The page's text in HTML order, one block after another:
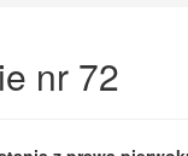
nr 72